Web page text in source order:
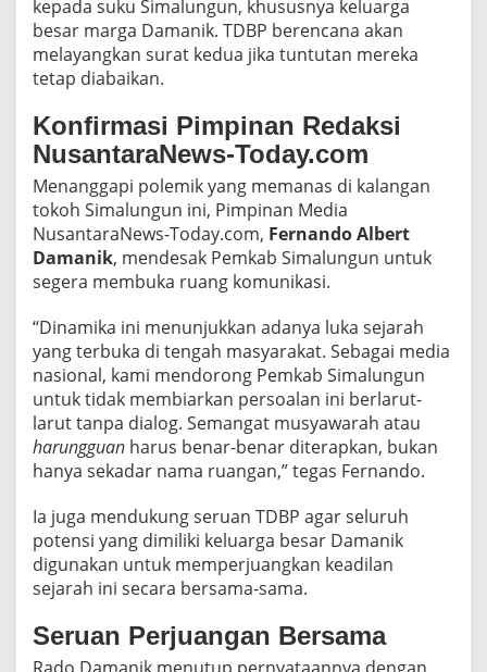
kepada suku Simalungun, khususnya keluarga
besar marga Damanik. TDBP berencana akan
melayangkan surat kedua jika tuntutan mereka
tetap diabaikan.
Konfirmasi Pimpinan Redaksi
NusantaraNews-Today.com
Menanggapi polemik yang memanas di kalangan
tokoh Simalungun ini, Pimpinan Media
NusantaraNews-Today.com, Fernando Albert
Damanik, mendesak Pemkab Simalungun untuk
segera membuka ruang komunikasi.
“Dinamika ini menunjukkan adanya luka sejarah
yang terbuka di tengah masyarakat. Sebagai media
nasional, kami mendorong Pemkab Simalungun
untuk tidak membiarkan persoalan ini berlarut-
larut tanpa dialog. Semangat musyawarah atau
harungguan harus benar-benar diterapkan, bukan
hanya sekadar nama ruangan,” tegas Fernando.
Ia juga mendukung seruan TDBP agar seluruh
potensi yang dimiliki keluarga besar Damanik
digunakan untuk memperjuangkan keadilan
sejarah ini secara bersama-sama.
Seruan Perjuangan Bersama